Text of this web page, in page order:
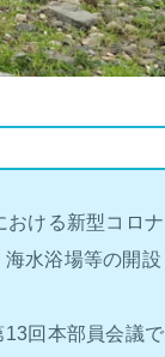
ける新型コロナ
水浴場等の開設
回本部員会議で